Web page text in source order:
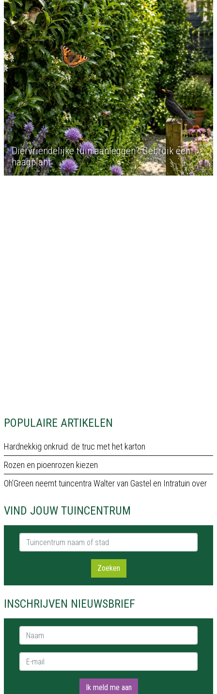
POPULAIRE ARTIKELEN
Hardnekkig onkruid: de truc met het karton
Rozen en pioenrozen kiezen
Oh’Green neemt tuincentra Walter van Gastel en Intratuin over
VIND JOUW TUINCENTRUM
Tuincentrum naam of stad
Zoeken
INSCHRIJVEN NIEUWSBRIEF
Naam *
E-mail *
Ik meld me aan
Diervriendelijke tuin aanleggen? Gebruik een
haagplant